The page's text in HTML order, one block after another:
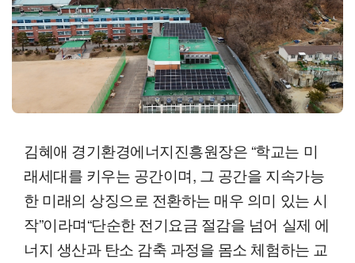
김혜애 경기환경에너지진흥원장은 “학교는 미
래세대를 키우는 공간이며, 그 공간을 지속가능
한 미래의 상징으로 전환하는 매우 의미 있는 시
작”이라며“단순한 전기요금 절감을 넘어 실제 에
너지 생산과 탄소 감축 과정을 몸소 체험하는 교